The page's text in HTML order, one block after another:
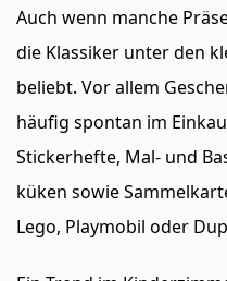
Auch wenn manche
die Klassiker unter den
beliebt. Vor allem
häufig spontan im
Stickerhefte, Mal- und
küken sowie
Lego, Playmobil oder